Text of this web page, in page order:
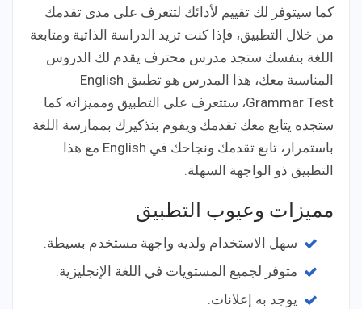
كما سيتوفر لك تقييم لأدائك لتتعرف على مدى تقدمك
من خلال التطبيق، فإذا كنت تريد الدراسة الذاتية ومتابعة
اللغة بنفسك ستجد مدرس محترف يقدم لك الدروس
المناسبة معك، هذا المدرس هو تطبيق English
Grammar Test، ستتعرف على التطبيق ومميزاته كما
ستجده يتابع معك تقدمك ويقوم بتذكيرك بممارسة اللغة
باستمرار، تابع تقدمك ونجاحك في English مع هذا
التطبيق ذو الواجهة السهلة.
مميزات وعيوب التطبيق
سهل الاستخدام ولديه واجهة مستخدم بسيطة.
متوفر لجميع المستويات في اللغة الإنجليزية.
يوجد به إعلانات.